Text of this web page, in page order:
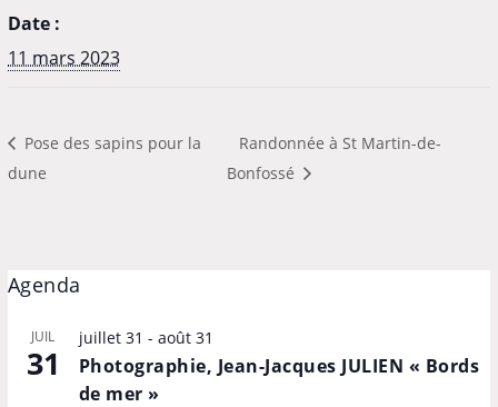
Date :
11 mars 2023
Pose des sapins pour la
dune
Randonnée à St Martin-de-
Bonfossé
Agenda
JUIL
31
juillet 31 - août 31
Photographie, Jean-Jacques JULIEN « Bords
de mer »